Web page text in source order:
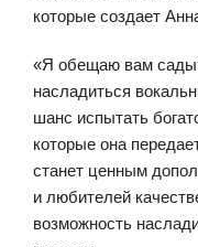
которые создает
«Я обещаю вам
насладиться
шанс испытать
которые она
станет ценным
и любителей
возможность